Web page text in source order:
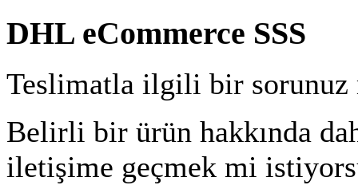
DHL eCommerce SSS
Teslimatla ilgili bir sorunuz
Belirli bir ürün hakkında
iletişime geçmek mi